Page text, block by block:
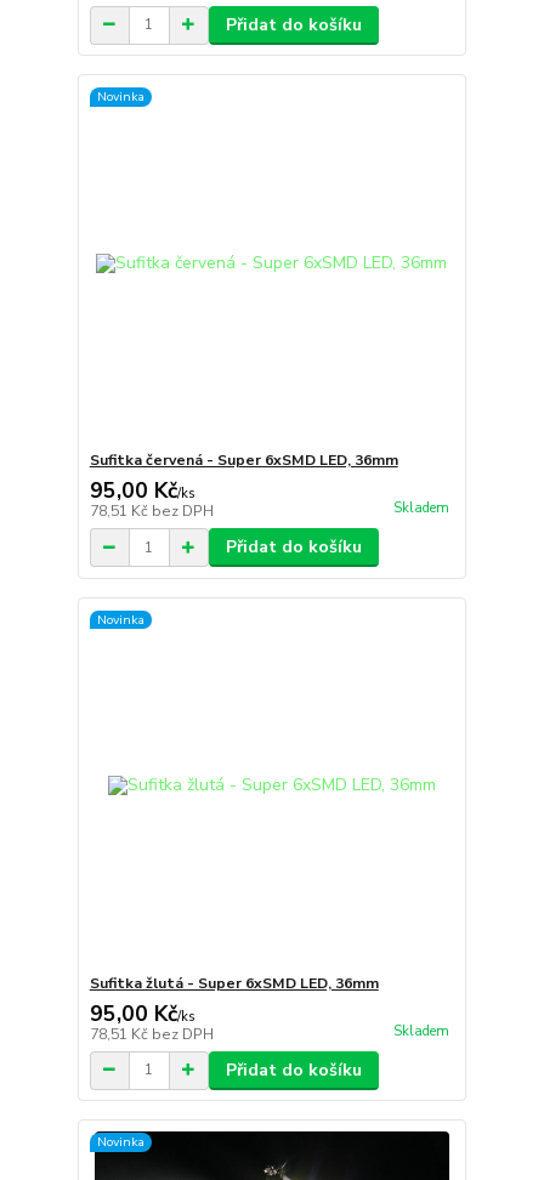
Přidat do košíku
Novinka
Sufitka červená - Super 6xSMD LED, 36mm
95,00 Kč/ks
78,51 Kč bez DPH Skladem
Přidat do košíku
Novinka
Sufitka žlutá - Super 6xSMD LED, 36mm
95,00 Kč/ks
78,51 Kč bez DPH Skladem
Přidat do košíku
Novinka